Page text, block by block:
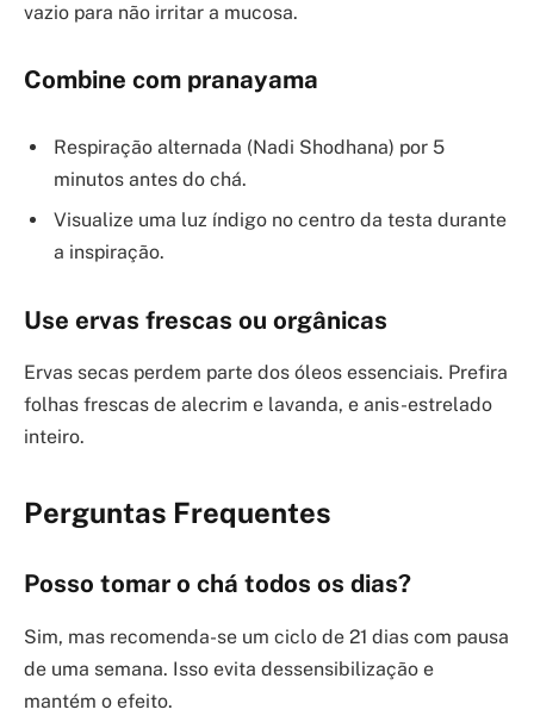
vazio para não irritar a mucosa.
Combine com pranayama
Respiração alternada (Nadi Shodhana) por 5
minutos antes do chá.
Visualize uma luz índigo no centro da testa durante
a inspiração.
Use ervas frescas ou orgânicas
Ervas secas perdem parte dos óleos essenciais. Prefira
folhas frescas de alecrim e lavanda, e anis-estrelado
inteiro.
Perguntas Frequentes
Posso tomar o chá todos os dias?
Sim, mas recomenda-se um ciclo de 21 dias com pausa
de uma semana. Isso evita dessensibilização e
mantém o efeito.